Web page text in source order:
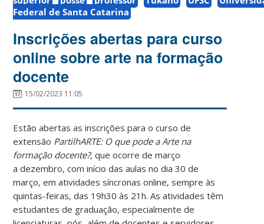
Federal de Santa Catarina
Inscrições abertas para curso
online sobre arte na formação
docente
15/02/2023 11:05
Estão abertas as inscrições para o curso de
extensão PartilhARTE: O que pode a Arte na
formação docente?, que ocorre de março
a dezembro, com início das aulas no dia 30 de
março, em atividades síncronas online, sempre às
quintas-feiras, das 19h30 às 21h. As atividades têm
estudantes de graduação, especialmente de